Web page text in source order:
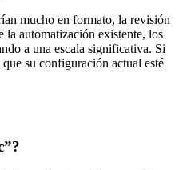
mucho en formato, la revisión
la automatización existente, los
a una escala significativa. Si
su configuración actual esté